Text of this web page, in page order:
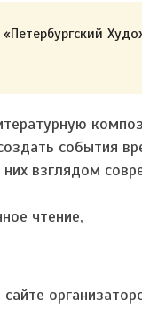
события
взглядом
чтение,